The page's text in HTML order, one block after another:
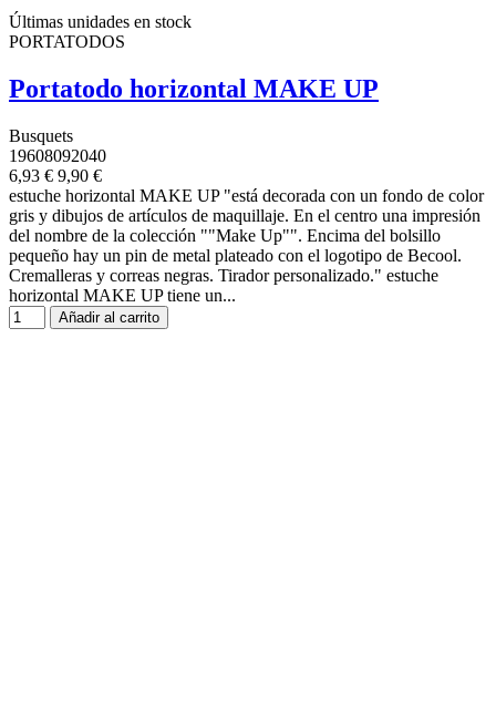
Últimas unidades en stock
PORTATODOS
Portatodo horizontal MAKE UP
Busquets
19608092040
6,93 € 9,90 €
estuche horizontal MAKE UP "está decorada con un fondo de color
gris y dibujos de artículos de maquillaje. En el centro una impresión
del nombre de la colección ""Make Up"". Encima del bolsillo
pequeño hay un pin de metal plateado con el logotipo de Becool.
Cremalleras y correas negras. Tirador personalizado." estuche
horizontal MAKE UP tiene un...
Añadir al carrito